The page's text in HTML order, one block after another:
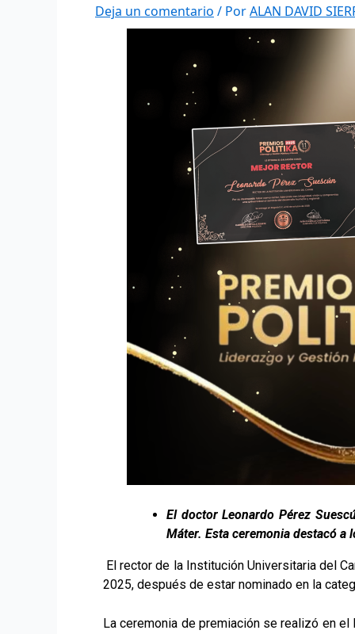
Deja un comentario / PorALAN DAVID
El doctor Leonardo Pérez
Máter. Esta ceremonia destacó
El rector de la Institución Universitaria del
2025, después de estar nominado en la
La ceremonia de premiación se realizó en